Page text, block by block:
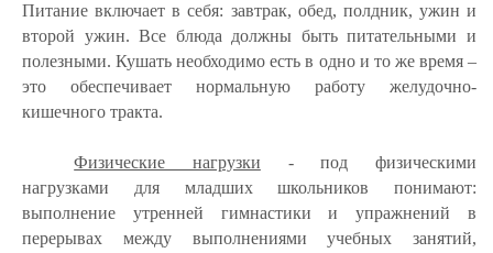
Питание включает в себя: завтрак, обед, полдник, ужин и
второй ужин. Все блюда должны быть питательными и
полезными. Кушать необходимо есть в одно и то же время –
это обеспечивает нормальную работу желудочно-
кишечного тракта.
Физические нагрузки - под физическими
нагрузками для младших школьников понимают:
выполнение утренней гимнастики и упражнений в
перерывах между выполнениями учебных занятий,